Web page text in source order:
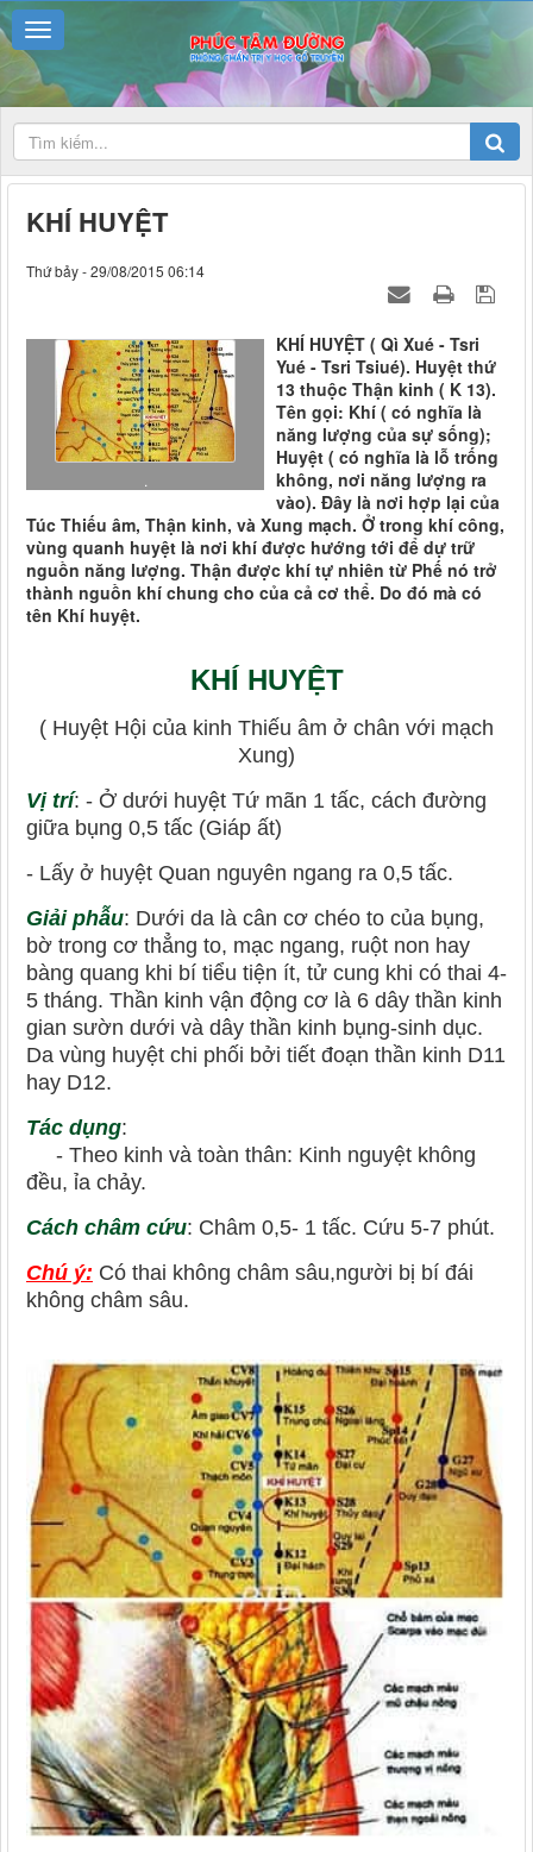
KHÍ HUYỆT
Thứ bảy - 29/08/2015 06:14
.
KHÍ HUYỆT ( Qì Xué - Tsri
Yué - Tsri Tsiué). Huyệt thứ
13 thuộc Thận kinh ( K 13).
Tên gọi: Khí ( có nghĩa là
năng lượng của sự sống);
Huyệt ( có nghĩa là lỗ trống
không, nơi năng lượng ra
vào). Đây là nơi hợp lại của
Túc Thiếu âm, Thận kinh, và Xung mạch. Ở trong khí công,
vùng quanh huyệt là nơi khí được hướng tới để dự trữ
nguồn năng lượng. Thận được khí tự nhiên từ Phế nó trở
thành nguồn khí chung cho của cả cơ thể. Do đó mà có
tên Khí huyệt.
KHÍ HUYỆT
( Huyệt Hội của kinh Thiếu âm ở chân với mạch
Xung)
Vị trí: - Ở dưới huyệt Tứ mãn 1 tấc, cách đường
giữa bụng 0,5 tấc (Giáp ất)
- Lấy ở huyệt Quan nguyên ngang ra 0,5 tấc.
Giải phẫu: Dưới da là cân cơ chéo to của bụng,
bờ trong cơ thẳng to, mạc ngang, ruột non hay
bàng quang khi bí tiểu tiện ít, tử cung khi có thai 4-
5 tháng. Thần kinh vận động cơ là 6 dây thần kinh
gian sườn dưới và dây thần kinh bụng-sinh dục.
Da vùng huyệt chi phối bởi tiết đoạn thần kinh D11
hay D12.
Tác dụng:
- Theo kinh và toàn thân: Kinh nguyệt không
đều, ỉa chảy.
Cách châm cứu: Châm 0,5- 1 tấc. Cứu 5-7 phút.
Chú ý: Có thai không châm sâu,người bị bí đái
không châm sâu.